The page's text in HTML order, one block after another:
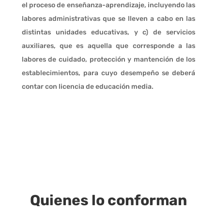
el proceso de enseñanza-aprendizaje, incluyendo las
labores administrativas que se lleven a cabo en las
distintas unidades educativas, y c) de servicios
auxiliares, que es aquella que corresponde a las
labores de cuidado, protección y mantención de los
establecimientos, para cuyo desempeño se deberá
contar con licencia de educación media.
Quienes lo conforman